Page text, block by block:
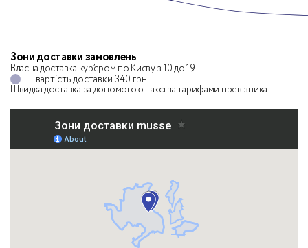
Зони доставки замовлень
Власна доставка кур’єром по Києву з 10 до 19
вартість доставки 340 грн
Швидка доставка за допомогою таксіза тарифами превізника